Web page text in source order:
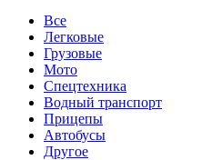
Все
Легковые
Грузовые
Мото
Спецтехника
Водный транспорт
Прицепы
Автобусы
Другое